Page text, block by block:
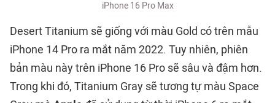
iPhone 16 Pro Max
Desert Titanium sẽ giống với màu Gold có trên mẫu
iPhone 14 Pro ra mắt năm 2022. Tuy nhiên, phiên
bản màu này trên iPhone 16 Pro sẽ sâu và đậm hơn.
Trong khi đó, Titanium Gray sẽ tương tự màu Space